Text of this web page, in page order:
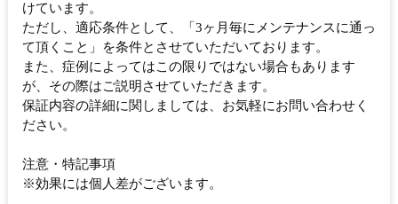
けています。
ただし、適応条件として、「3ヶ月毎にメンテナンスに通っ
て頂くこと」を条件とさせていただいております。
また、症例によってはこの限りではない場合もあります
が、その際はご説明させていただきます。
保証内容の詳細に関しましては、お気軽にお問い合わせく
ださい。
注意・特記事項
※効果には個人差がございます。